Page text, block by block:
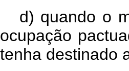
d) quando o
ocupação
tenha destinado